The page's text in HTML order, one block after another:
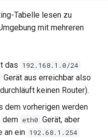
Tabelle lesen zu
mit mehreren
das 192.168.1.0/24
Gerät aus erreichbar also
keinen Router).
dem vorherigen werden
dem eth0 Gerät, aber
an ein 192.68.1.254